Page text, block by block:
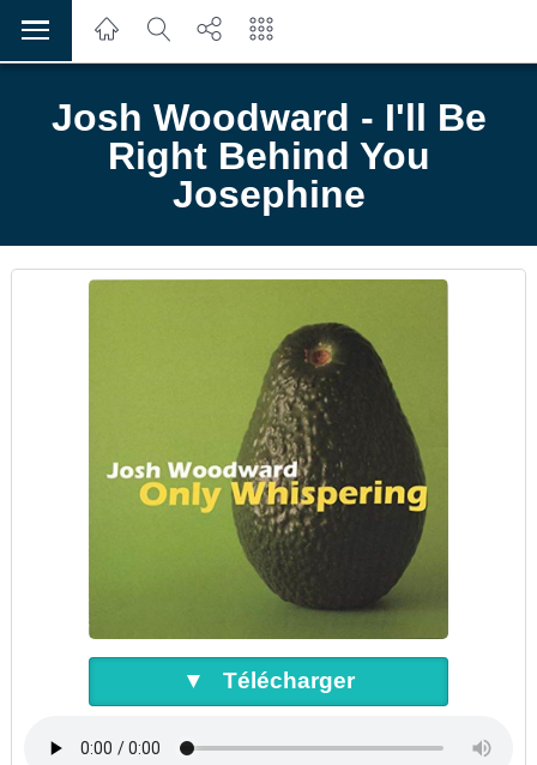
Josh Woodward - I'll Be
Right Behind You
Josephine
▼ Télécharger